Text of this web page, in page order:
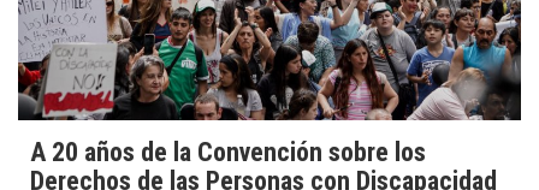
A 20 años de la Convención sobre los
Derechos de las Personas con Discapacidad